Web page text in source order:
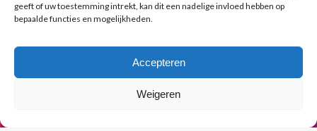
geeft of uw toestemming intrekt, kan dit een nadelige invloed hebben op
bepaalde functies en mogelijkheden.
Accepteren
Weigeren